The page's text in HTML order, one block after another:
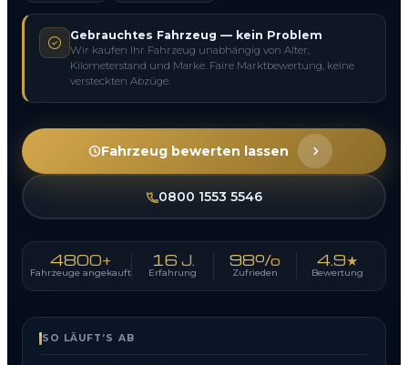
Gebrauchtes Fahrzeug — kein Problem
Wir kaufen Ihr Fahrzeug unabhängig von Alter,
Kilometerstand und Marke. Faire Marktbewertung, keine
versteckten Abzüge.
Fahrzeug bewerten lassen
0800 1553 5546
4800+
Fahrzeuge angekauft
16 J.
Erfahrung
98%
Zufrieden
4.9★
Bewertung
SO LÄUFT’S AB